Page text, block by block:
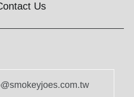
Us